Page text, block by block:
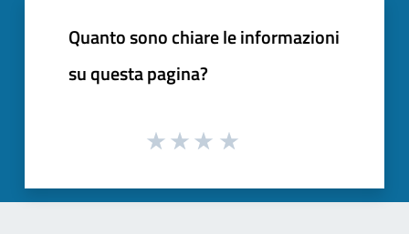
Quanto sono chiare le informazioni
su questa pagina?